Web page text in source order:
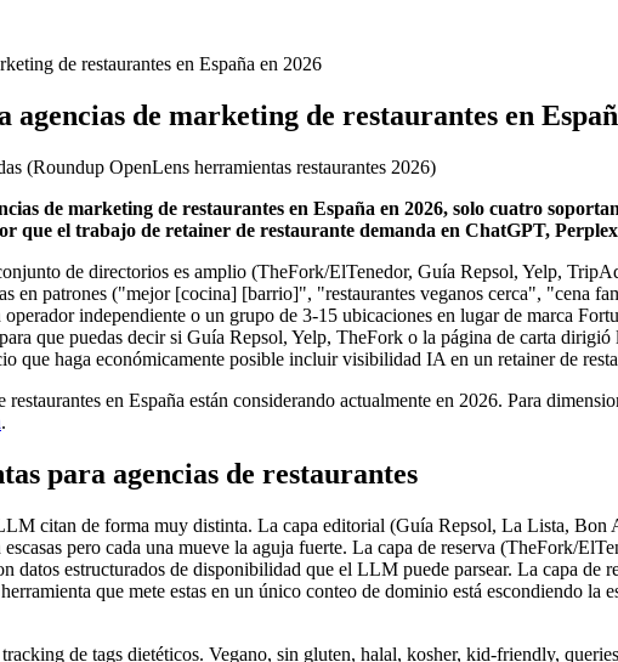
de restaurantes en España en 2026
de marketing de restaurantes en
(Roundup OpenLens herramientas restaurantes 2026)
de marketing de restaurantes en España en 2026, solo cuatro
que el trabajo de retainer de restaurante demanda en ChatGPT,
de directorios es amplio (TheFork/ElTenedor, Guía Repsol, Yelp,
en patrones ("mejor [cocina] [barrio]", "restaurantes veganos cerca", "cena
independiente o un grupo de 3-15 ubicaciones en lugar de marca
que puedas decir si Guía Repsol, Yelp, TheFork o la página de carta
que haga económicamente posible incluir visibilidad IA en un retainer de
en España están considerando actualmente en 2026. Para
.
para agencias de restaurantes
citan de forma muy distinta. La capa editorial (Guía Repsol, La Lista,
pero cada una mueve la aguja fuerte. La capa de reserva (TheFork/
datos estructurados de disponibilidad que el LLM puede parsear. La capa
que mete estas en un único conteo de dominio está escondiendo la
de tags dietéticos. Vegano, sin gluten, halal, kosher, kid-friendly,